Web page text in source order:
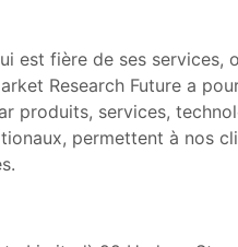
est fière de ses
Research Future a
produits, services,
permettent à nos